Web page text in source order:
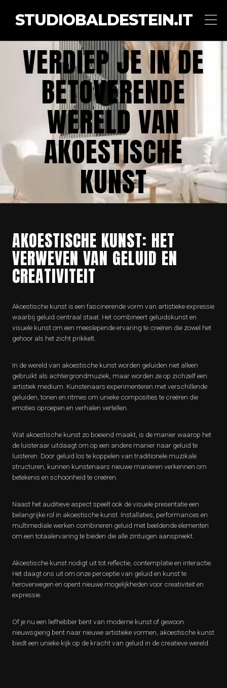
STUDIOBALDESTEIN.IT
VERDIEP JE IN DE
BETOVERENDE
WERELD VAN
AKOESTISCHE
KUNST
AKOESTISCHE KUNST: HET
VERWEVEN VAN GELUID EN
CREATIVITEIT
Akoestische kunst is een fascinerende vorm van artistieke expressie
waarbij geluid centraal staat. Het combineert geluidskunst en
visuele kunst om een meeslepende ervaring te creëren die zowel het
gehoor als het zicht prikkelt.
In de wereld van akoestische kunst worden geluiden niet alleen
gebruikt als achtergrondmuziek, maar worden ze op zichzelf een
artistiek medium. Kunstenaars experimenteren met verschillende
geluiden, tonen en ritmes om unieke composities te creëren die
emoties oproepen en verhalen vertellen.
Wat akoestische kunst zo boeiend maakt, is de manier waarop het
de luisteraar uitdaagt om op een andere manier naar geluid te
luisteren. Door geluid los te koppelen van traditionele muzikale
structuren, kunnen kunstenaars nieuwe manieren verkennen om
betekenis en schoonheid te creëren.
Naast het auditieve aspect speelt ook de visuele presentatie een
belangrijke rol in akoestische kunst. Installaties, performances en
multimediale werken combineren geluid met beeldende elementen
om een totaalervaring te bieden die alle zintuigen aanspreekt.
Akoestische kunst nodigt uit tot reflectie, contemplatie en interactie.
Het daagt ons uit om onze perceptie van geluid en kunst te
heroverwegen en opent nieuwe mogelijkheden voor creativiteit en
expressie.
Of je nu een liefhebber bent van moderne kunst of gewoon
nieuwsgierig bent naar nieuwe artistieke vormen, akoestische kunst
biedt een unieke kijk op de kracht van geluid in de creatieve wereld.